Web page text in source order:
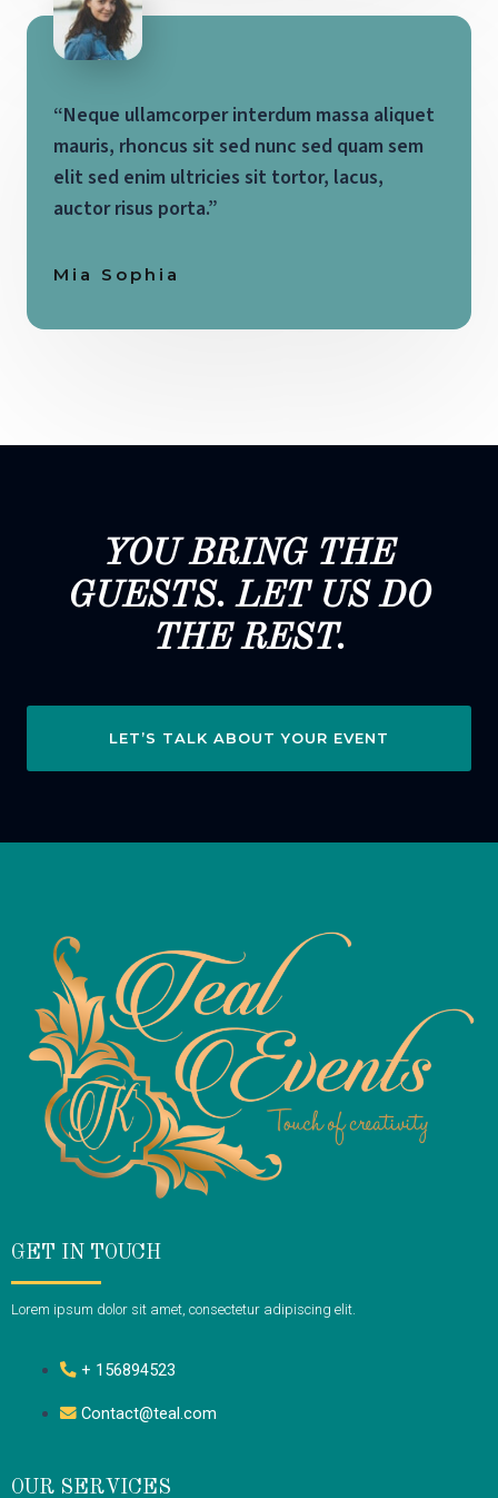
“Neque ullamcorper interdum massa aliquet
mauris, rhoncus sit sed nunc sed quam sem
elit sed enim ultricies sit tortor, lacus,
auctor risus porta.”
Mia Sophia
YOU BRING THE
GUESTS. LET US DO
THE REST.
LET’S TALK ABOUT YOUR EVENT
GET IN TOUCH
Lorem ipsum dolor sit amet, consectetur adipiscing elit.
+ 156894523
Contact@teal.com
OUR SERVICES